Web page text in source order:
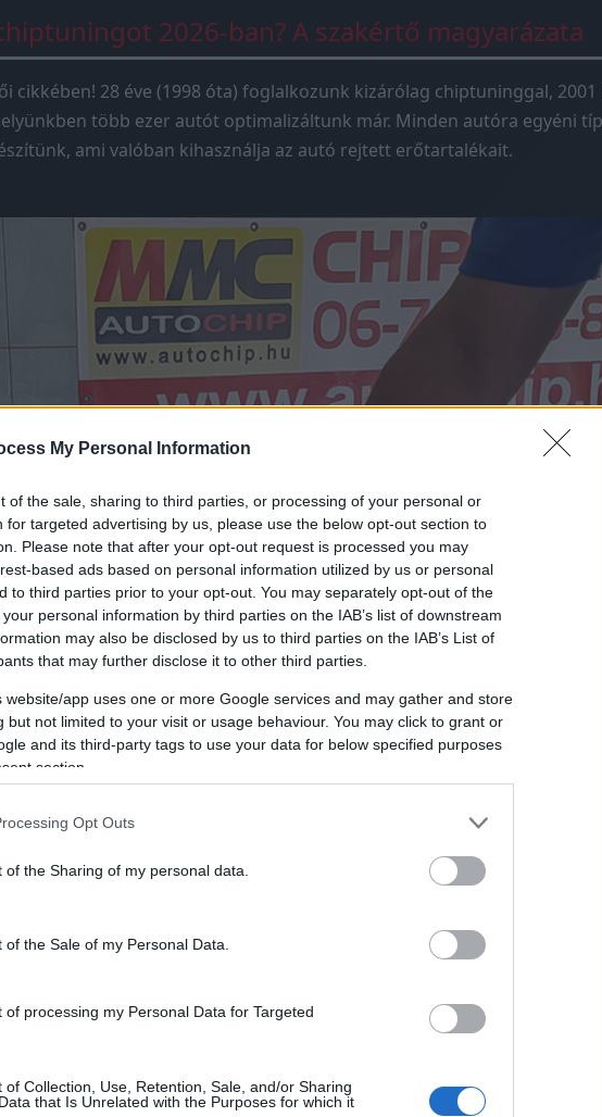
My Personal Information
of the sale, sharing to third parties, or processing of your personal or
for targeted advertising by us, please use the below opt-out section to
Please note that after your opt-out request is processed you may
based ads based on personal information utilized by us or personal
to third parties prior to your opt-out. You may separately opt-out of the
personal information by third parties on the IAB’s list of downstream
may also be disclosed by us to third parties on the IAB’s List of
that may further disclose it to other third parties.
website/app uses one or more Google services and may gather and store
but not limited to your visit or usage behaviour. You may click to grant or
and its third-party tags to use your data for below specified purposes
section.
Opt Outs
of the Sharing of my personal data.
the Sale of my Personal Data.
of processing my Personal Data for Targeted
of Collection, Use, Retention, Sale, and/or Sharing
that Is Unrelated with the Purposes for which it
2026-ban? A szakértő magyarázata
cikkében! 28 éve (1998 óta) foglalkozunk kizárólag chiptuninggal, 2001
több ezer autót optimalizáltunk már. Minden autóra egyéni
ami valóban kihasználja az autó rejtett erőtartalékait.
átprogramozása OBD-csatlakozón keresztül. Nem hardver-csere, nem
(üzemanyag, turbónyomás, előgyújtás, gázpedál-reakció stb.).